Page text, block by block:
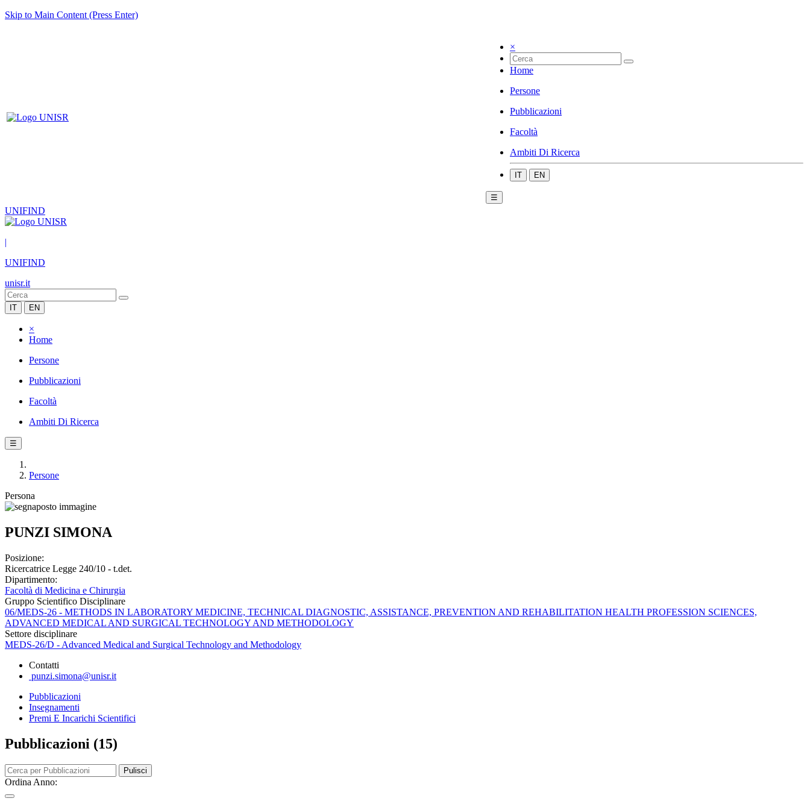
Skip to Main Content (Press Enter)
×
Home
Persone
Pubblicazioni
Facoltà
Ambiti Di Ricerca
IT EN
☰
UNIFIND
|
UNIFIND
unisr.it
IT EN
×
Home
Persone
Pubblicazioni
Facoltà
Ambiti Di Ricerca
☰
Persone
Persona
PUNZI SIMONA
Posizione:
Ricercatrice Legge 240/10 - t.det.
Dipartimento:
Facoltà di Medicina e Chirurgia
Gruppo Scientifico Disciplinare
06/MEDS-26 - METHODS IN LABORATORY MEDICINE, TECHNICAL DIAGNOSTIC, ASSISTANCE, PREVENTION AND REHABILITATION HEALTH PROFESSION SCIENCES,
ADVANCED MEDICAL AND SURGICAL TECHNOLOGY AND METHODOLOGY
Settore disciplinare
MEDS-26/D - Advanced Medical and Surgical Technology and Methodology
Contatti
punzi.simona@unisr.it
Pubblicazioni
Insegnamenti
Premi E Incarichi Scientifici
Pubblicazioni (15)
Pulisci
Ordina Anno: